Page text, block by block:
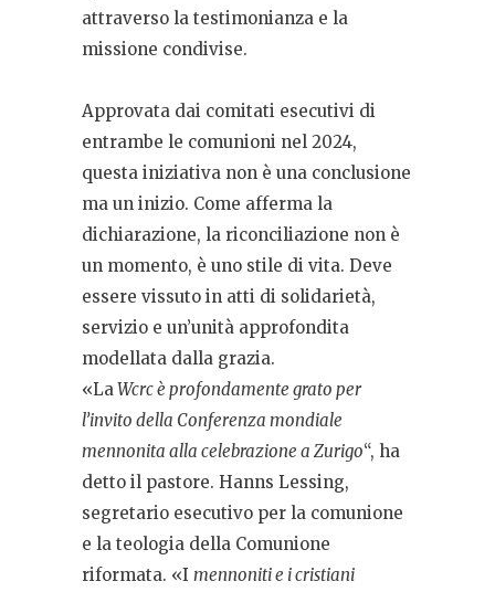
attraverso la testimonianza e la
missione condivise.
Approvata dai comitati esecutivi di
entrambe le comunioni nel 2024,
questa iniziativa non è una conclusione
ma un inizio. Come afferma la
dichiarazione, la riconciliazione non è
un momento, è uno stile di vita. Deve
essere vissuto in atti di solidarietà,
servizio e un’unità approfondita
modellata dalla grazia.
«LaWcrc è profondamente grato per
l’invito della Conferenza mondiale
mennonita alla celebrazione a Zurigo“, ha
detto il pastore. Hanns Lessing,
segretario esecutivo per la comunione
e la teologia della Comunione
riformata. «I mennoniti e i cristiani